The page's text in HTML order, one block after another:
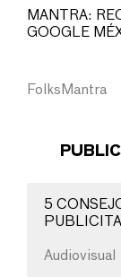
MANTRA:
GOOGLE
FolksMantra
5
Audiovisual